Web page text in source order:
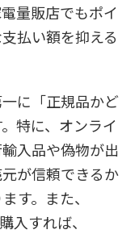
量販店でもポイ
払い額を抑える
に「正規品かど
特に、オンライ
入品や偽物が出
が信頼できるか
す。また、
入すれば、